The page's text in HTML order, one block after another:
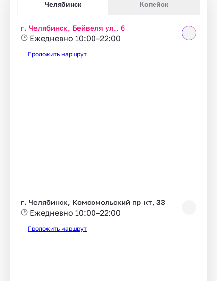
Челябинск Копейск
г. Челябинск, Бейвеля ул., 6
Ежедневно 10:00–22:00
Проложить маршрут
г. Челябинск, Комсомольский пр-кт, 33
Ежедневно 10:00–22:00
Проложить маршрут